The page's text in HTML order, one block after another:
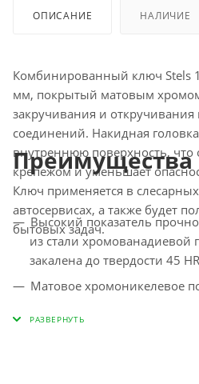
ОПИСАНИЕ НАЛИЧИЕ
Комбинированный ключ Stels
мм, покрытый матовым
закручивания и
соединений. Накидная
внутреннюю поверхность, что
крепежом и уменьшает
Ключ применяется в
автосервисах, а также будет
бытовых задач.
Преимущества
Высокий показатель
из стали хромованадиевой
закалена до твердости 45
Матовое хромоникелевое